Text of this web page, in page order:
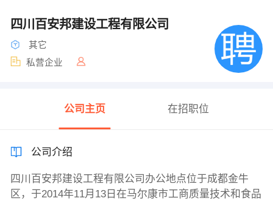
四川百安邦建设工程有限公司
其它
私营企业
公司主页 在招职位
公司介绍
四川百安邦建设工程有限公司办公地点位于成都金牛
区，于2014年11月13日在马尔康市工商质量技术和食品